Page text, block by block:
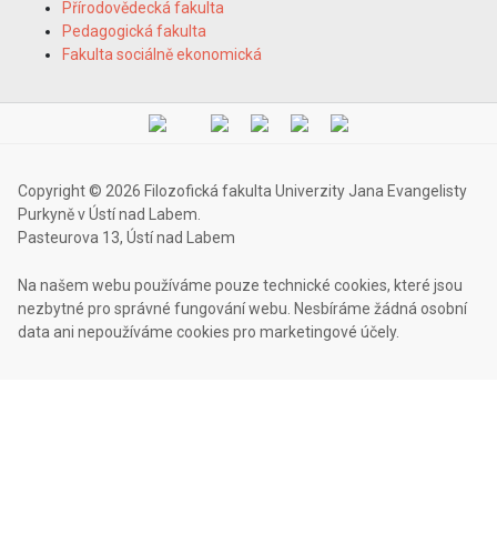
Přírodovědecká fakulta
Pedagogická fakulta
Fakulta sociálně ekonomická
Copyright © 2026 Filozofická fakulta Univerzity Jana Evangelisty
Purkyně v Ústí nad Labem.
Pasteurova 13, Ústí nad Labem
Na našem webu používáme pouze technické cookies, které jsou
nezbytné pro správné fungování webu. Nesbíráme žádná osobní
data ani nepoužíváme cookies pro marketingové účely.